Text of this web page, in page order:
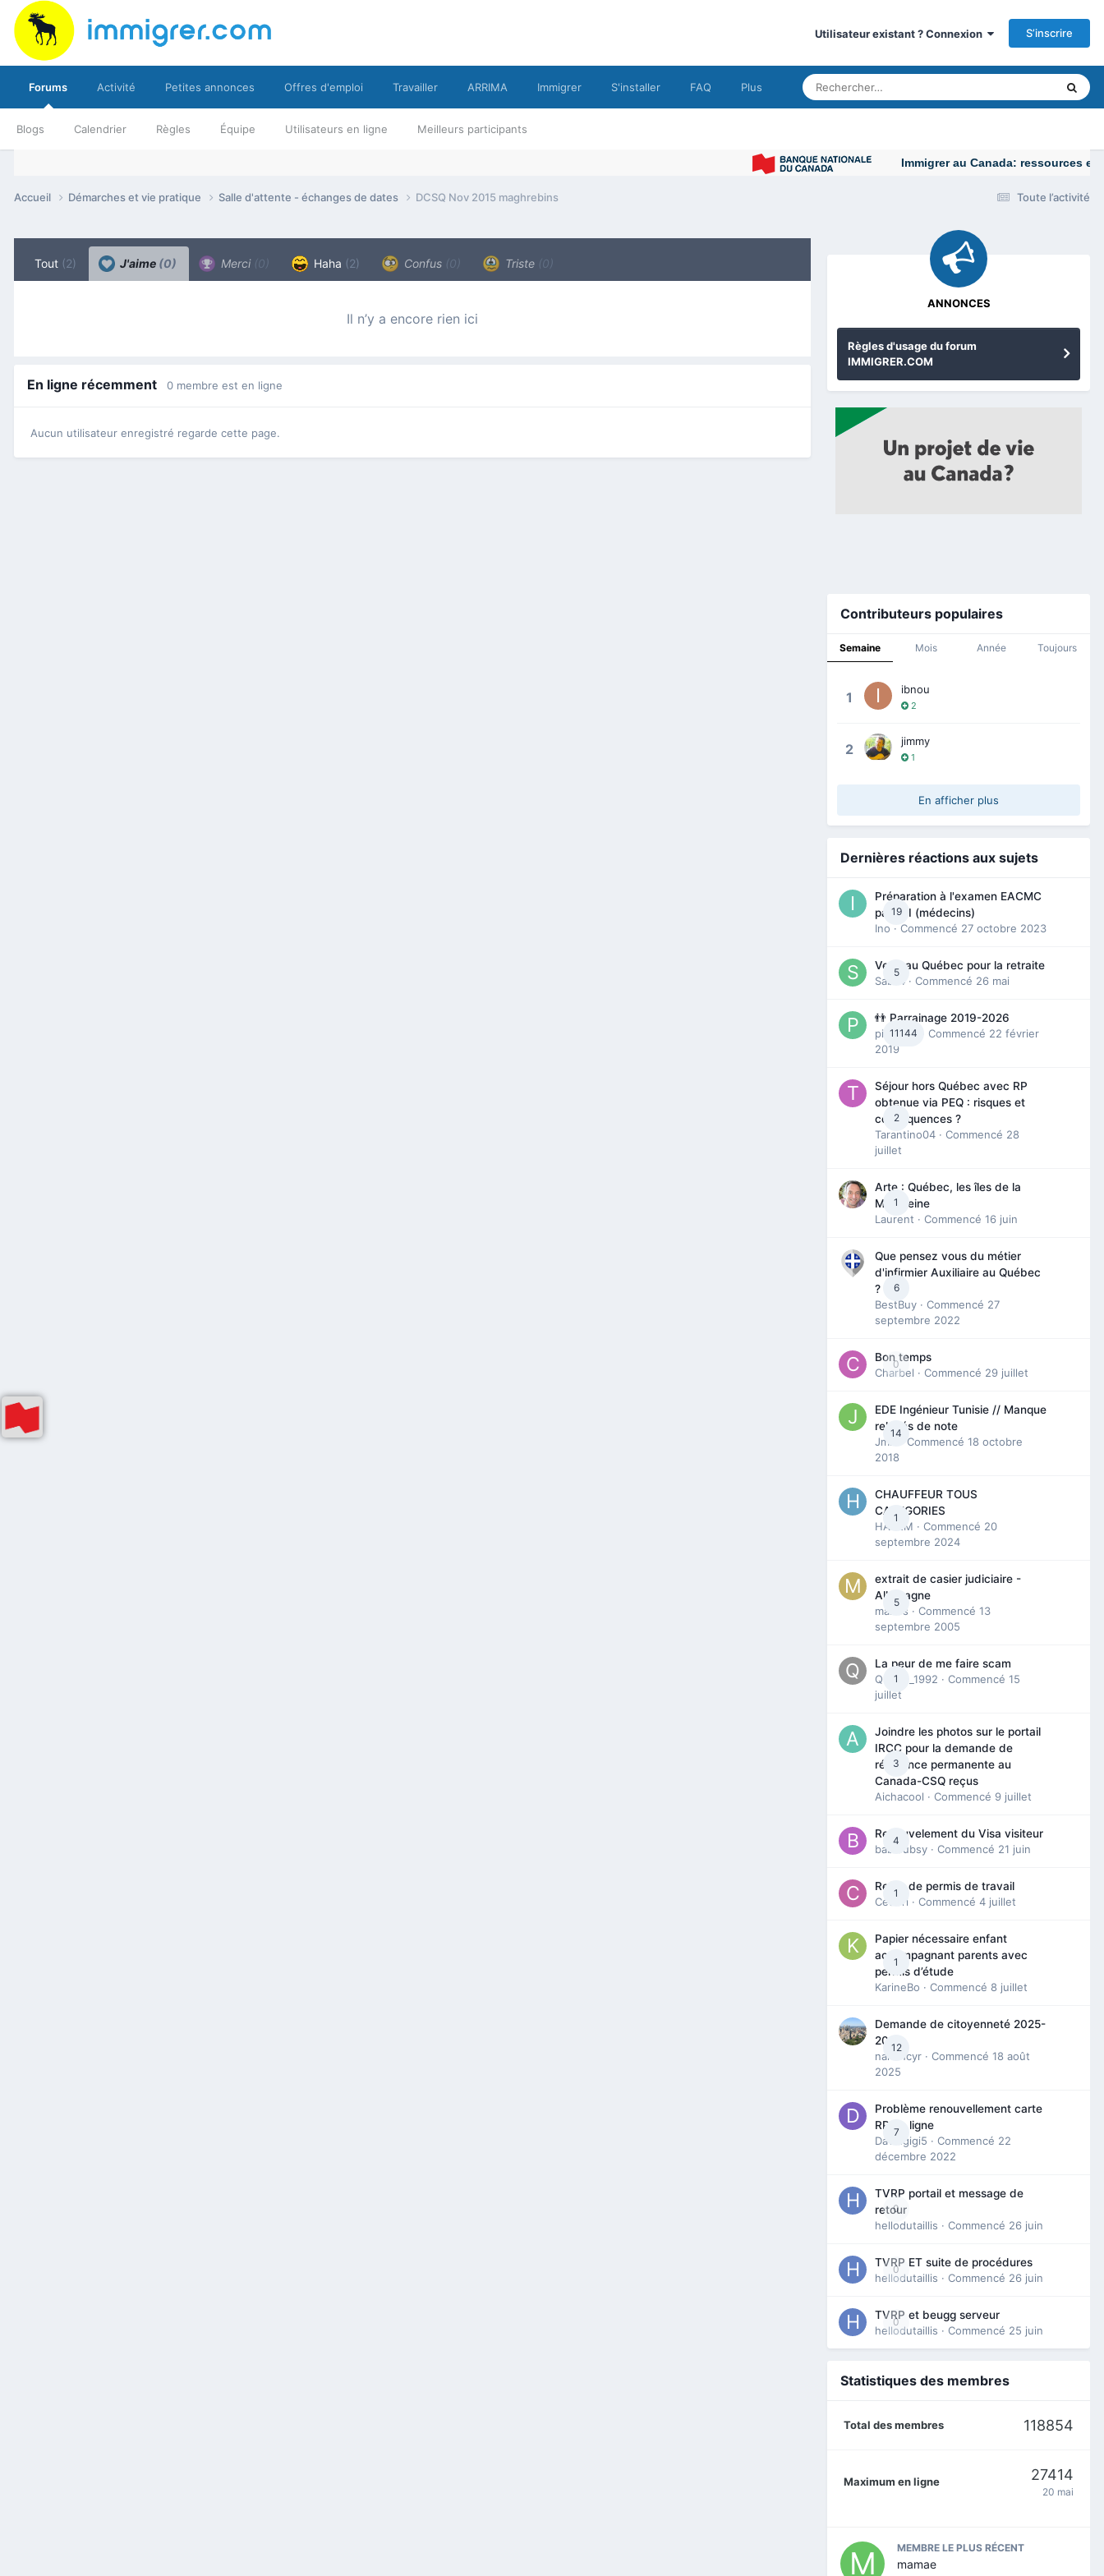
Utilisateur existant ? Connexion S’inscrire
Forums
Blogs Calendrier Règles Équipe Utilisateurs en ligne Meilleurs participants
Activité Petites annonces Offres d'emploi Travailler ARRIMA Immigrer S'installer FAQ Plus
Immigrer au Canada: ressources et
Toute l’activité
Accueil Démarches et vie pratique Salle d'attente - échanges de dates DCSQ Nov 2015 maghrebins
Tout (2) J'aime (0) Merci (0) Haha (2) Confus (0) Triste (0)
Il n’y a encore rien ici
En ligne récemment 0 membre est en ligne
Aucun utilisateur enregistré regarde cette page.
ANNONCES
Règles d'usage du forum
IMMIGRER.COM
Contributeurs populaires
Semaine Mois Année Toujours
1 ibnou
2
2 jimmy
1
En afficher plus
Dernières réactions aux sujets
19
Préparation à l'examen EACMC
partie I (médecins)
Ino · Commencé 27 octobre 2023
5
Venir au Québec pour la retraite
Sab74 · Commencé 26 mai
11144
👬 Parrainage 2019-2026
piinoush
· Commencé 22 février
2019
2
Séjour hors Québec avec RP
obtenue via PEQ : risques et
conséquences ?
Tarantino04 · Commencé 28
juillet
1
Arte : Québec, les îles de la
Madeleine
Laurent · Commencé 16 juin
6
Que pensez vous du métier
d'infirmier Auxiliaire au Québec
?
BestBuy · Commencé 27
septembre 2022
0
Bon temps
Charbel · Commencé 29 juillet
14
EDE Ingénieur Tunisie // Manque
relevés de note
Jmili
· Commencé 18 octobre
2018
1
CHAUFFEUR TOUS
CATEGORIES
HAZEM · Commencé 20
septembre 2024
5
extrait de casier judiciaire -
Allemagne
maries · Commencé 13
septembre 2005
1
La peur de me faire scam
Queen_1992 · Commencé 15
juillet
3
Joindre les photos sur le portail
IRCC pour la demande de
résidence permanente au
Canada-CSQ reçus
Aichacool · Commencé 9 juillet
4
Renouvelement du Visa visiteur
babibubsy · Commencé 21 juin
1
Refus de permis de travail
Cedbri · Commencé 4 juillet
1
Papier nécessaire enfant
accompagnant parents avec
permis d’étude
KarineBo · Commencé 8 juillet
12
Demande de citoyenneté 2025-
2026
nanancyr · Commencé 18 août
2025
7
Problème renouvellement carte
RP en ligne
Davidgigi5 · Commencé 22
décembre 2022
0
TVRP portail et message de
retour
hellodutaillis · Commencé 26 juin
0
TVRP ET suite de procédures
hellodutaillis · Commencé 26 juin
0
TVRP et beugg serveur
hellodutaillis · Commencé 25 juin
Statistiques des membres
Total des membres 118854
Maximum en ligne 27414
20 mai
MEMBRE LE PLUS RÉCENT
mamae